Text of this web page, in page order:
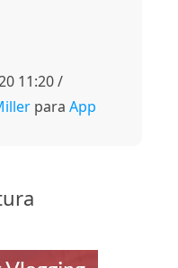
11:20 /
para App